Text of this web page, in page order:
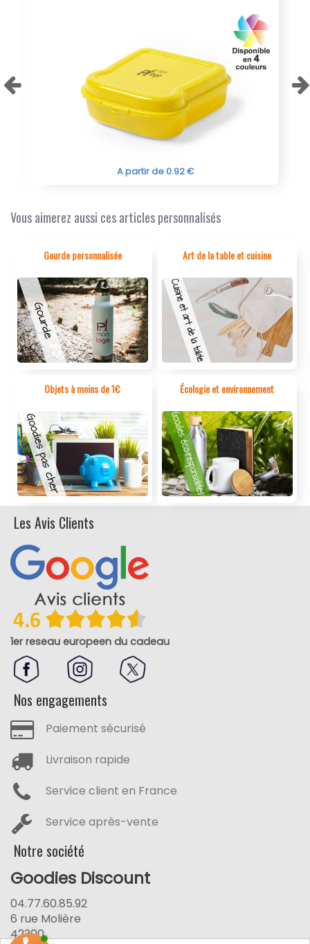
A partir de 0.92 €
Vous aimerez aussi ces articles personnalisés
Gourde personnalisée Art de la table et cuisine
Objets à moins de 1€ Écologie et environnement
Les Avis Clients
1er reseau europeen du cadeau
Nos engagements
Paiement sécurisé
Livraison rapide
Service client en France
Service après-vente
Notre société
Goodies Discount
04.77.60.85.92
6 rue Molière
42300